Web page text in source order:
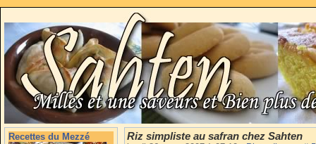
Recettes du Mezzé Riz simpliste au safran chez Sahten